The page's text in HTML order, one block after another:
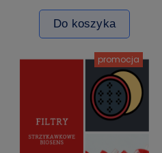
Do koszyka
promocja